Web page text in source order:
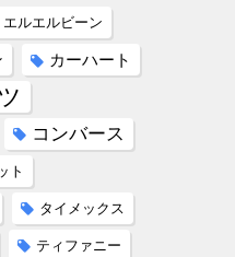
エルエルビーン
カーハート
コンバース
ト
タイメックス
ティファニー